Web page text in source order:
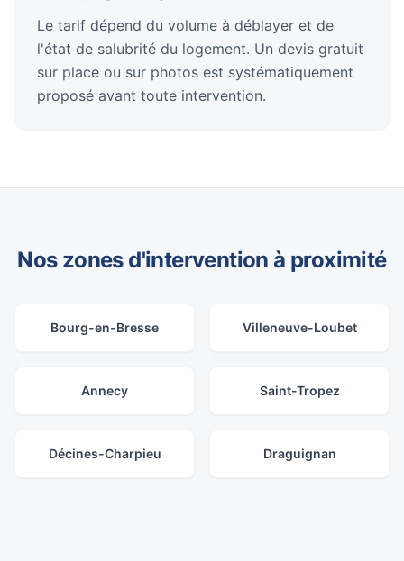
Le tarif dépend du volume à déblayer et de
l'état de salubrité du logement. Un devis gratuit
sur place ou sur photos est systématiquement
proposé avant toute intervention.
Nos zones d'intervention à proximité
Bourg-en-Bresse Villeneuve-Loubet
Annecy Saint-Tropez
Décines-Charpieu Draguignan